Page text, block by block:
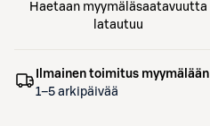
Haetaan myymäläsaatavuutta
latautuu
Ilmainen toimitus myymälään
1–5 arkipäivää